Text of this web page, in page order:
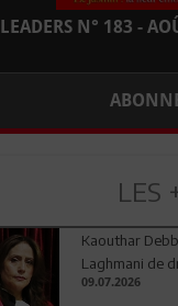
LEADERS N° 183 -
LES
Kaouthar
Laghmani de
09.07.2026